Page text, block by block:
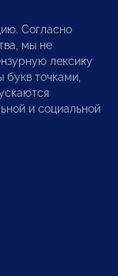
Согласно
мы не
лексику
точками,
и социальной